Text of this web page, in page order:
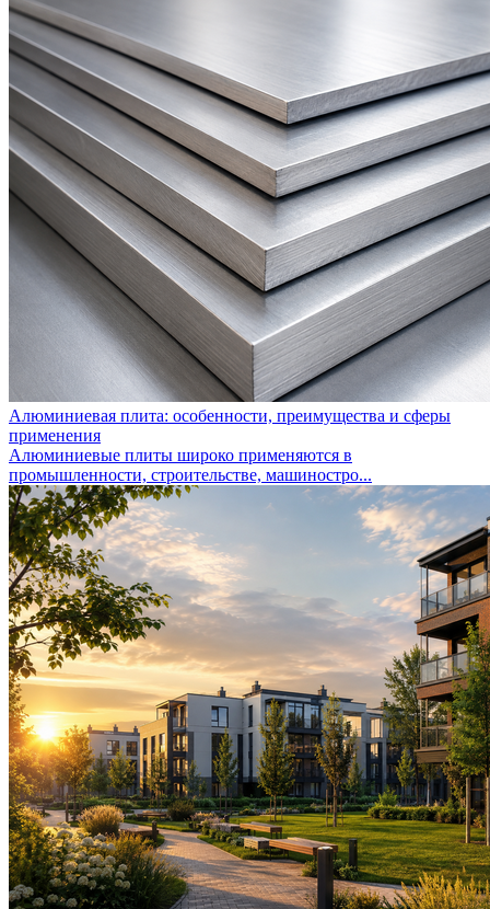
Алюминиевая плита: особенности, преимущества и сферы
применения
Алюминиевые плиты широко применяются в
промышленности, строительстве, машиностро...